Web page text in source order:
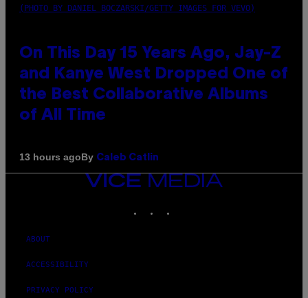
(PHOTO BY DANIEL BOCZARSKI/GETTY IMAGES FOR VEVO)
On This Day 15 Years Ago, Jay-Z
and Kanye West Dropped One of
the Best Collaborative Albums
of All Time
13 hours agoBy Caleb Catlin
VICE
MEDIA
ABOUT
ACCESSIBILITY
PRIVACY POLICY